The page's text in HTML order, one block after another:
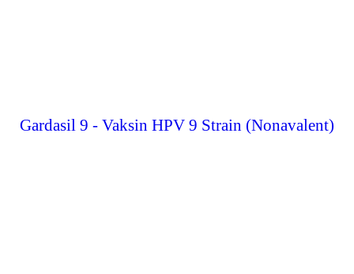
Gardasil 9 - Vaksin HPV 9 Strain (Nonavalent)